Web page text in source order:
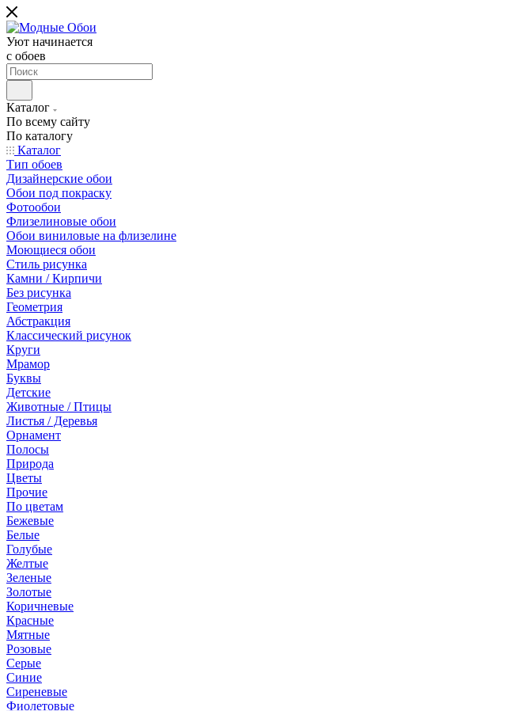
Уют начинается
c обоев
Каталог
По всему сайту
По каталогу
Каталог
Тип обоев
Дизайнерские обои
Обои под покраску
Фотообои
Флизелиновые обои
Обои виниловые на флизелине
Моющиеся обои
Стиль рисунка
Камни / Кирпичи
Без рисунка
Геометрия
Абстракция
Классический рисунок
Круги
Мрамор
Буквы
Детские
Животные / Птицы
Листья / Деревья
Орнамент
Полосы
Природа
Цветы
Прочие
По цветам
Бежевые
Белые
Голубые
Желтые
Зеленые
Золотые
Коричневые
Красные
Мятные
Розовые
Серые
Синие
Сиреневые
Фиолетовые